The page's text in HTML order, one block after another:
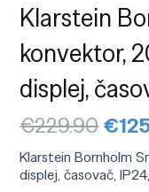
Klarstein
konvektor,
displej,
€229.90
cena
bola:
€
Klarstein Bornholm
displej, časovač,